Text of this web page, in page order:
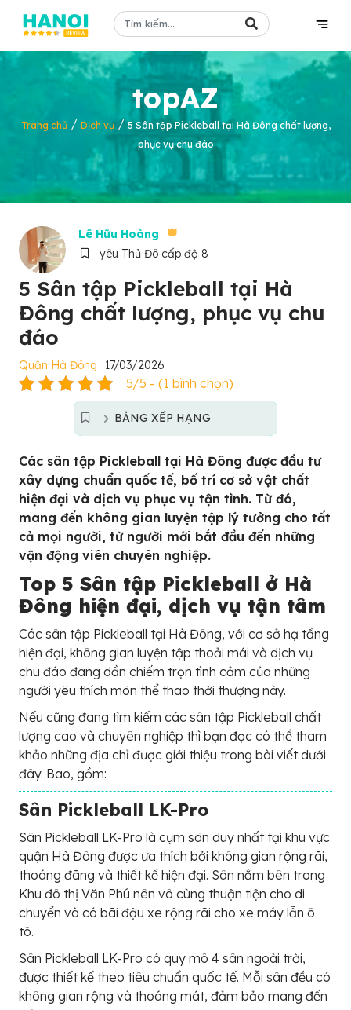
topAZ
Trang chủ/ Dịch vụ/5 Sân tập Pickleball tại Hà Đông chất lượng,
phục vụ chu đáo
Lê Hữu Hoàng
yêu Thủ Đô cấp độ 8
5 Sân tập Pickleball tại Hà
Đông chất lượng, phục vụ chu
đáo
Quận Hà Đông 17/03/2026
5/5 - (1 bình chọn)
BẢNG XẾP HẠNG
Các sân tập Pickleball tại Hà Đông được đầu tư
xây dựng chuẩn quốc tế, bố trí cơ sở vật chất
hiện đại và dịch vụ phục vụ tận tình. Từ đó,
mang đến không gian luyện tập lý tưởng cho tất
cả mọi người, từ người mới bắt đầu đến những
vận động viên chuyên nghiệp.
Top 5 Sân tập Pickleball ở Hà
Đông hiện đại, dịch vụ tận tâm
Các sân tập Pickleball tại Hà Đông, với cơ sở hạ tầng
hiện đại, không gian luyện tập thoải mái và dịch vụ
chu đáo đang dần chiếm trọn tình cảm của những
người yêu thích môn thể thao thời thượng này.
Nếu cũng đang tìm kiếm các sân tập Pickleball chất
lượng cao và chuyên nghiệp thì bạn đọc có thể tham
khảo những địa chỉ được giới thiệu trong bài viết dưới
đây. Bao, gồm:
Sân Pickleball LK-Pro
Sân Pickleball LK-Pro là cụm sân duy nhất tại khu vực
quận Hà Đông được ưa thích bởi không gian rộng rãi,
thoáng đãng và thiết kế hiện đại. Sân nằm bên trong
Khu đô thị Văn Phú nên vô cùng thuận tiện cho di
chuyển và có bãi đậu xe rộng rãi cho xe máy lẫn ô
tô.
Sân Pickleball LK-Pro có quy mô 4 sân ngoài trời,
được thiết kế theo tiêu chuẩn quốc tế. Mỗi sân đều có
không gian rộng và thoáng mát, đảm bảo mang đến